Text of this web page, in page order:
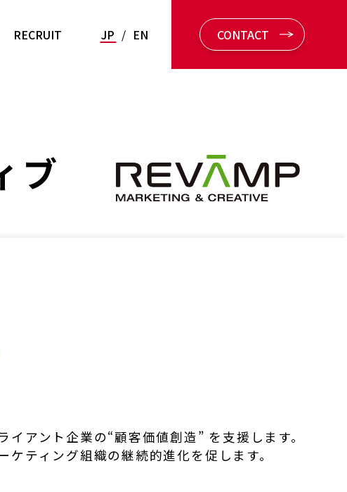
RECRUIT JP / EN CONTACT
ブ
イアント企業の“顧客価値創造” を支援します。
ケティング組織の継続的進化を促します。